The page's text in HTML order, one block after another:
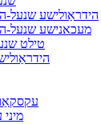
הידראַולישע שנעל-
מעכאנישע שנעל-
טילט